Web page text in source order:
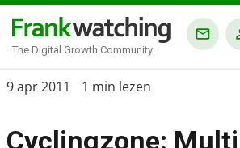
The Digital Growth Community
Home
Blog
9 apr 2011 1 min lezen
Cyclingzone: